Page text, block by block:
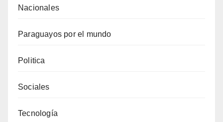
Nacionales
Paraguayos por el mundo
Politica
Sociales
Tecnología